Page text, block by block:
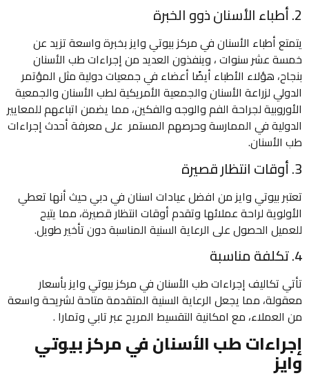
2. أطباء الأسنان ذوو الخبرة
يتمتع أطباء الأسنان في مركز بيوتي وايز بخبرة واسعة تزيد عن
خمسة عشر سنوات ، وينفذون العديد من إجراءات طب الأسنان
بنجاح، هؤلاء الأطباء أيضًا أعضاء في جمعيات دولية مثل المؤتمر
الدولي لزراعة الأسنان والجمعية الأمريكية لطب الأسنان والجمعية
الأوروبية لجراحة الفم والوجه والفكين، مما يضمن اتباعهم للمعايير
الدولية في الممارسة وحرصهم المستمر على معرفة أحدث إجراءات
طب الأسنان.
3. أوقات انتظار قصيرة
تعتبر بيوتي وايز من افضل عيادات اسنان في دبي حيث أنها تعطي
الأولوية لراحة عملائها وتقدم أوقات انتظار قصيرة، مما يتيح
للعميل الحصول على الرعاية السنية المناسبة دون تأخير طويل.
4. تكلفة مناسبة
تأتي تكاليف إجراءات طب الأسنان في مركز بيوتي وايز بأسعار
معقولة، مما يجعل الرعاية السنية المتقدمة متاحة لشريحة واسعة
من العملاء، مع امكانية التقسيط المريح عبر تابي وتمارا .
إجراءات طب الأسنان في مركز بيوتي
وايز